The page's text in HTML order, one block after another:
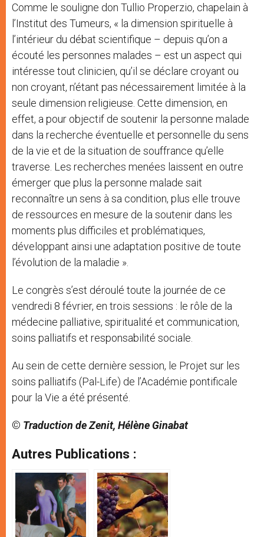
Comme le souligne don Tullio Properzio, chapelain à
l’Institut des Tumeurs, « la dimension spirituelle à
l’intérieur du débat scientifique – depuis qu’on a
écouté les personnes malades – est un aspect qui
intéresse tout clinicien, qu’il se déclare croyant ou
non croyant, n’étant pas nécessairement limitée à la
seule dimension religieuse. Cette dimension, en
effet, a pour objectif de soutenir la personne malade
dans la recherche éventuelle et personnelle du sens
de la vie et de la situation de souffrance qu’elle
traverse. Les recherches menées laissent en outre
émerger que plus la personne malade sait
reconnaître un sens à sa condition, plus elle trouve
de ressources en mesure de la soutenir dans les
moments plus difficiles et problématiques,
développant ainsi une adaptation positive de toute
l’évolution de la maladie ».
Le congrès s’est déroulé toute la journée de ce
vendredi 8 février, en trois sessions : le rôle de la
médecine palliative, spiritualité et communication,
soins palliatifs et responsabilité sociale.
Au sein de cette dernière session, le Projet sur les
soins palliatifs (Pal-Life) de l’Académie pontificale
pour la Vie a été présenté.
© Traduction de Zenit, Hélène Ginabat
Autres Publications :